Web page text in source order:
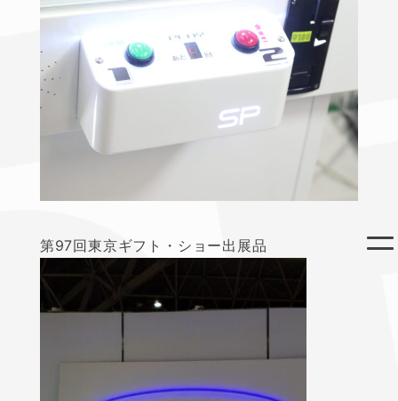
第97回東京ギフト・ショー出展品